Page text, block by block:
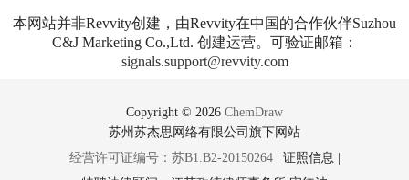
本网站并非Revvity创建，由Revvity在中国的合作伙伴Suzhou
C&J Marketing Co.,Ltd. 创建运营。可验证邮箱：
signals.support@revvity.com
Copyright © 2026 ChemDraw
苏州苏杰思网络有限公司旗下网站
经营许可证编号：苏B1.B2-20150264| 证照信息